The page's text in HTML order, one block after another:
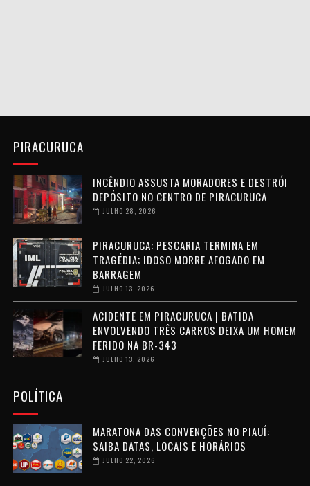
PIRACURUCA
INCÊNDIO ASSUSTA MORADORES E DESTRÓI
DEPÓSITO NO CENTRO DE PIRACURUCA
JULHO 28, 2026
PIRACURUCA: PESCARIA TERMINA EM
TRAGÉDIA; IDOSO MORRE AFOGADO EM
BARRAGEM
JULHO 13, 2026
ACIDENTE EM PIRACURUCA | BATIDA
ENVOLVENDO TRÊS CARROS DEIXA UM HOMEM
FERIDO NA BR-343
JULHO 13, 2026
POLÍTICA
MARATONA DAS CONVENÇÕES NO PIAUÍ:
SAIBA DATAS, LOCAIS E HORÁRIOS
JULHO 22, 2026